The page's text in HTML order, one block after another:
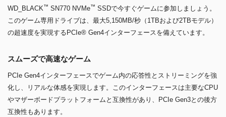
WD_BLACK™ SN770 NVMe™ SSDで今すぐゲームに参加しましょう。
このゲーム専用ドライブは、最大5,150MB/秒（1TBおよび2TBモデル）
の超速度を実現するPCIe® Gen4インターフェースを備えています。
スムーズで高速なゲーム
PCIe Gen4インターフェースでゲーム内の応答性とストリーミングを強
化し、リアルな体感を実現します。このインターフェースは主要なCPU
やマザーボードプラットフォームと互換性があり、PCIe Gen3との後方
互換性もあります。